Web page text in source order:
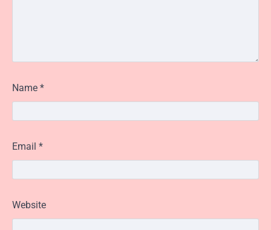
Name *
Email *
Website